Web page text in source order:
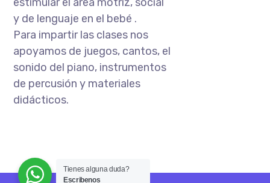
y de lenguaje en el bebé .
Para impartir las clases nos
apoyamos de juegos, cantos, el
sonido del piano, instrumentos
de percusión y materiales
didácticos.
Tienes alguna duda?
Escribenos